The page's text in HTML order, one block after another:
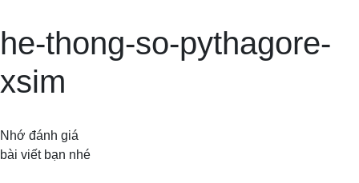
he-thong-so-pythagore-
xsim
Nhớ đánh giá
bài viết bạn nhé